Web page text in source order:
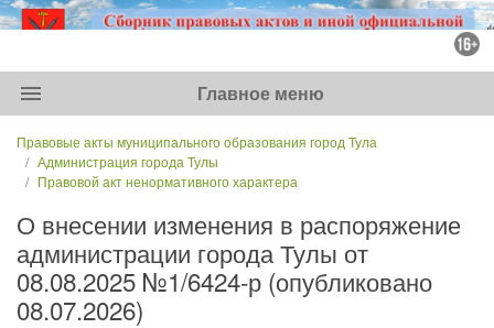
menu Главное меню
Правовые акты муниципального образования город Тула
Администрация города Тулы
Правовой акт ненормативного характера
О внесении изменения в распоряжение
администрации города Тулы от
08.08.2025 №1/6424-р (опубликовано
08.07.2026)